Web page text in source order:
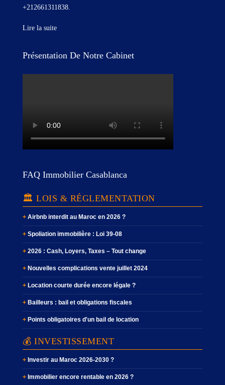
+212661311838.
Lire la suite
Présentation De Notre Cabinet
FAQ Immobilier Casablanca
🏛️ LOIS & RÉGLEMENTATION
Airbnb interdit au Maroc en 2026 ?
Spoliation immobilière : Loi 39-08
2026 : Cash, Loyers, Taxes – Tout change
Nouvelles complications vente juillet 2024
Location courte durée encore légale ?
Bailleurs : bail et obligations fiscales
Points obligatoires d'un bail de location
💰 INVESTISSEMENT
Investir au Maroc 2026-2030 ?
Immobilier encore rentable en 2026 ?